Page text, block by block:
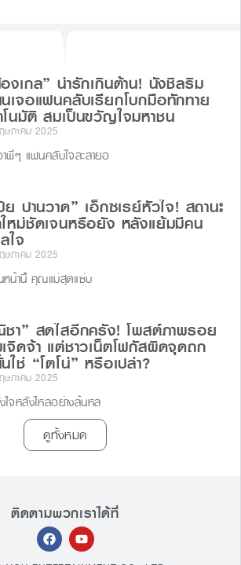
งเกล” น่ารักเกินต้าน! นั่งชิลริม
เจอแฟนคลับเรียกโบกมือทักทาย
นมัติ สมเป็นขวัญใจมหาชน
ษภาคม 2025
าพี่ๆ แฟนคลับใจละลายอ
ย ปานวาด” เอ็กซเรย์หัวใจ! สถานะ
หม่ชัดเจนหรือยัง หลังแย้มมีคน
ใจ
ษภาคม 2025
น้านี้ คุณแม่สุดแซ่บ
า” สดใสอีกครั้ง! โพสต์ภาพรอย
จิดจ้า แต่ชาวเน็ตโฟกัสผิดจุดถก
ใช่ “โตโน่” หรือเปล่า?
ษภาคม 2025
ใจหลั่งไหลอย่างล้นหล
ดูทั้งหมด
ติดตามพวกเราได้ที่